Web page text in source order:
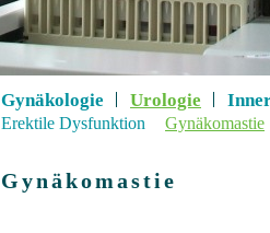
Gynäkologie Urologie
Erektile Dysfunktion Gynäkomastie
Gynäkomastie